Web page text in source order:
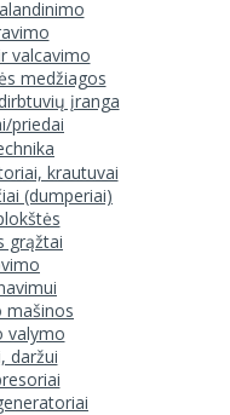
valcavimo
medžiagos
įranga
priedai
krautuvai
(dumperiai)
grąžtai
mašinos
valymo
daržui